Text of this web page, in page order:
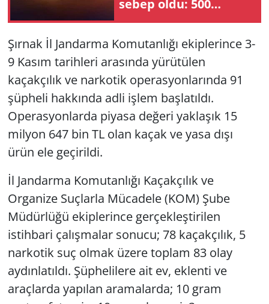
sebep oldu: 500
dönüm anız küle
Şırnak İl Jandarma Komutanlığı ekiplerince 3-
9 Kasım tarihleri arasında yürütülen
kaçakçılık ve narkotik operasyonlarında 91
şüpheli hakkında adli işlem başlatıldı.
Operasyonlarda piyasa değeri yaklaşık 15
milyon 647 bin TL olan kaçak ve yasa dışı
ürün ele geçirildi.
İl Jandarma Komutanlığı Kaçakçılık ve
Organize Suçlarla Mücadele (KOM) Şube
Müdürlüğü ekiplerince gerçekleştirilen
istihbari çalışmalar sonucu; 78 kaçakçılık, 5
narkotik suç olmak üzere toplam 83 olay
aydınlatıldı. Şüphelilere ait ev, eklenti ve
araçlarda yapılan aramalarda; 10 gram